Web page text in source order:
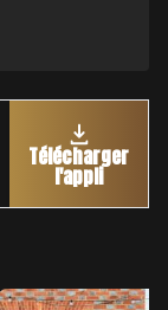
Télécharger
l'appli